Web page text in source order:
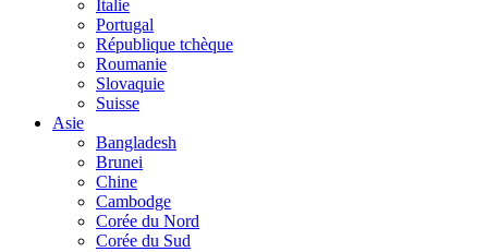
Italie
Portugal
République tchèque
Roumanie
Slovaquie
Suisse
Asie
Bangladesh
Brunei
Chine
Cambodge
Corée du Nord
Corée du Sud